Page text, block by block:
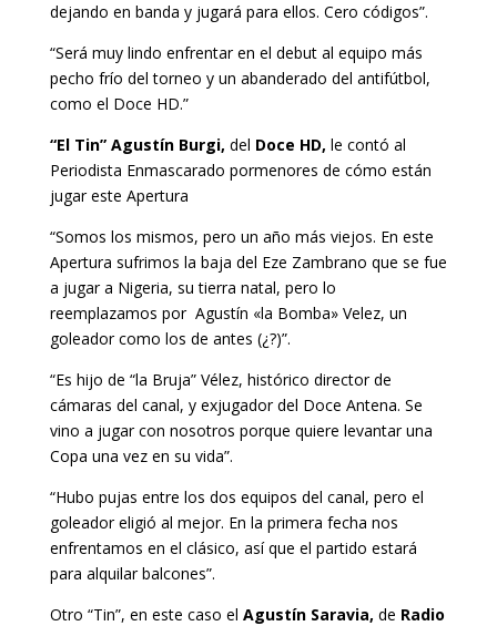
dejando en banda y jugará para ellos. Cero códigos”.
“Será muy lindo enfrentar en el debut al equipo más
pecho frío del torneo y un abanderado del antifútbol,
como el Doce HD.”
“El Tin” Agustín Burgi, del Doce HD, le contó al
Periodista Enmascarado pormenores de cómo están
jugar este Apertura
“Somos los mismos, pero un año más viejos. En este
Apertura sufrimos la baja del Eze Zambrano que se fue
a jugar a Nigeria, su tierra natal, pero lo
reemplazamos por Agustín «la Bomba» Velez, un
goleador como los de antes (¿?)”.
“Es hijo de “la Bruja” Vélez, histórico director de
cámaras del canal, y exjugador del Doce Antena. Se
vino a jugar con nosotros porque quiere levantar una
Copa una vez en su vida”.
“Hubo pujas entre los dos equipos del canal, pero el
goleador eligió al mejor. En la primera fecha nos
enfrentamos en el clásico, así que el partido estará
para alquilar balcones”.
Otro “Tin”, en este caso el Agustín Saravia, de Radio